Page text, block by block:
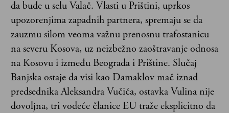
da bude u selu Valač. Vlasti u Prištini, uprkos
upozorenjima zapadnih partnera, spremaju se da
zauzmu silom veoma važnu prenosnu trafostanicu
na severu Kosova, uz neizbežno zaoštravanje odnosa
na Kosovu i između Beograda i Prištine. Slučaj
Banjska ostaje da visi kao Damaklov mač iznad
predsednika Aleksandra Vučića, ostavka Vulina nije
dovoljna, tri vodeće članice EU traže eksplicitno da